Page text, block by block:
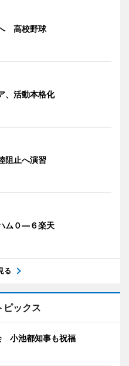
高校野球
、活動本格化
阻止へ演習
ム０―６楽天
る
ピックス
小池都知事も祝福